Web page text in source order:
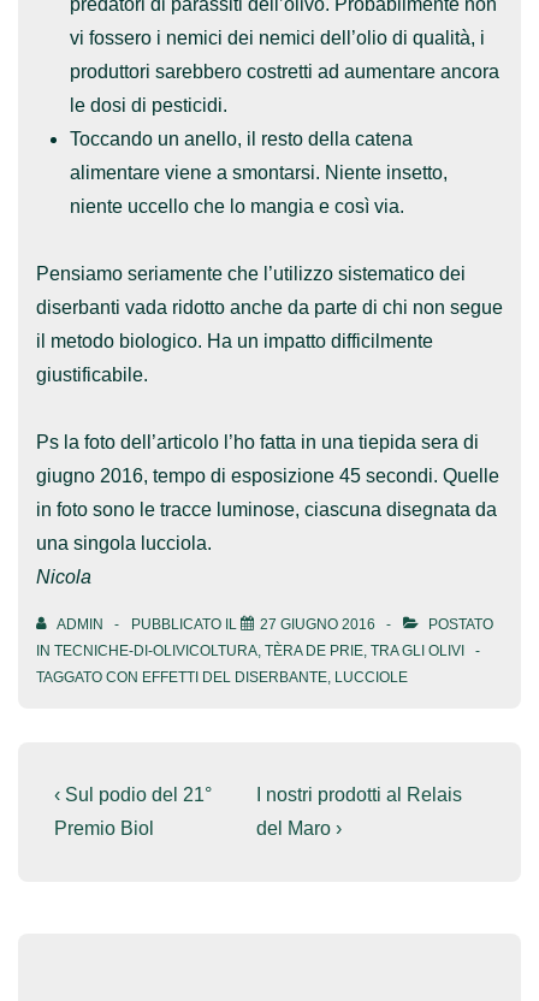
vi fossero i nemici dei nemici dell’olio di qualità, i
produttori sarebbero costretti ad aumentare ancora
le dosi di pesticidi.
Toccando un anello, il resto della catena
alimentare viene a smontarsi. Niente insetto,
niente uccello che lo mangia e così via.
Pensiamo seriamente che l’utilizzo sistematico dei
diserbanti vada ridotto anche da parte di chi non segue
il metodo biologico. Ha un impatto difficilmente
giustificabile.
Ps la foto dell’articolo l’ho fatta in una tiepida sera di
giugno 2016, tempo di esposizione 45 secondi. Quelle
in foto sono le tracce luminose, ciascuna disegnata da
una singola lucciola.
Nicola
ADMIN PUBBLICATO IL 27 GIUGNO 2016
POSTATO
IN TECNICHE-DI-OLIVICOLTURA TÈRA DE PRIE TRA GLI OLIVI
TAGGATO CON EFFETTI DEL DISERBANTE LUCCIOLE
Navigazione
articoli
L'articolo
precedente
‹ Sul podio del 21°
Premio Biol
Il
prossimo
I nostri prodotti al Relais
del Maro ›